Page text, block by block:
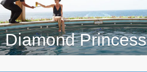
Diamond Princess